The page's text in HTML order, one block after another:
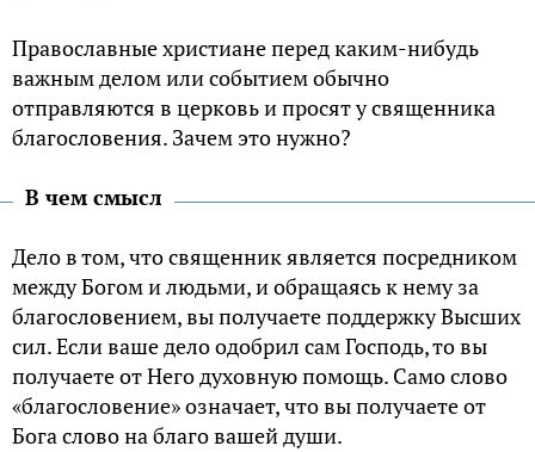
Православные христиане перед каким-нибудь
важным делом или событием обычно
отправляются в церковь и просят у священника
благословения. Зачем это нужно?
В чем смысл
Дело в том, что священник является посредником
между Богом и людьми, и обращаясь к нему за
благословением, вы получаете поддержку Высших
сил. Если ваше дело одобрил сам Господь, то вы
получаете от Него духовную помощь. Само слово
«благословение» означает, что вы получаете от
Бога слово на благо вашей души.